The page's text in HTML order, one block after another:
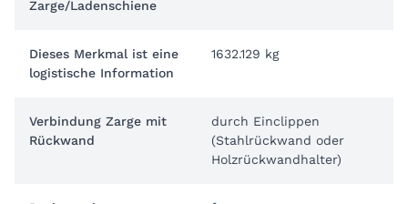
Zarge/Ladenschiene
Dieses Merkmal ist eine
logistische Information
1632.129 kg
Verbindung Zarge mit
Rückwand
durch Einclippen
(Stahlrückwand oder
Holzrückwandhalter)